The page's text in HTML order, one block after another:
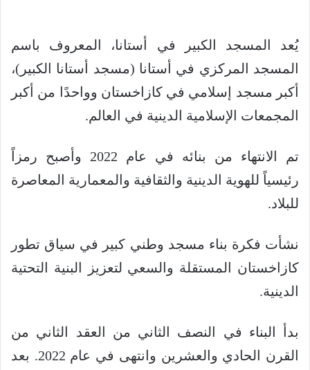
يُعد المسجد الكبير في أستانا، المعروف باسم
المسجد المركزي في أستانا (مسجد أستانا الكبير)،
أكبر مسجد إسلامي في كازاخستان وواحدًا من أكبر
المجمعات الإسلامية الدينية في العالم.
تم الانتهاء من بنائه في عام 2022 وأصبح رمزاً
رئيسياً للهوية الدينية والثقافية والمعمارية المعاصرة
للبلاد.
نشأت فكرة بناء مسجد وطني كبير في سياق تطور
كازاخستان المستقلة والسعي لتعزيز البنية التحتية
الدينية.
بدأ البناء في النصف الثاني من العقد الثاني من
القرن الحادي والعشرين وانتهى في عام 2022. بعد